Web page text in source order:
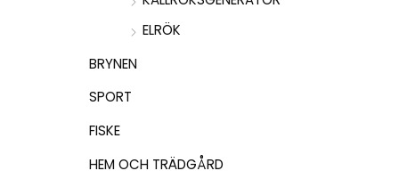
ELRÖK
BRYNEN
SPORT
FISKE
HEM OCH TRÄDGÅRD